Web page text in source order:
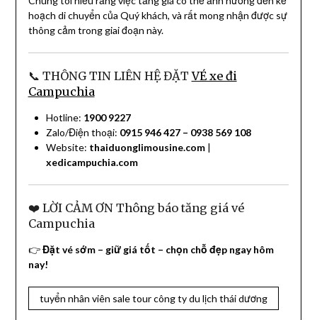
hoạch di chuyển của Quý khách, và rất mong nhận được sự
thông cảm trong giai đoạn này.
📞 THÔNG TIN LIÊN HỆ ĐẶTVÉ xe đi
Campuchia
Hotline: 1900 9227
Zalo/Điện thoại: 0915 946 427 – 0938 569 108
Website: thaiduonglimousine.com|
xedicampuchia.com
❤️ LỜI CẢM ƠN Thông báo tăng giá vé
Campuchia
👉Đặt vé sớm – giữ giá tốt – chọn chỗ đẹp ngay hôm
nay!
tuyển nhân viên sale tour công ty du lịch thái dương